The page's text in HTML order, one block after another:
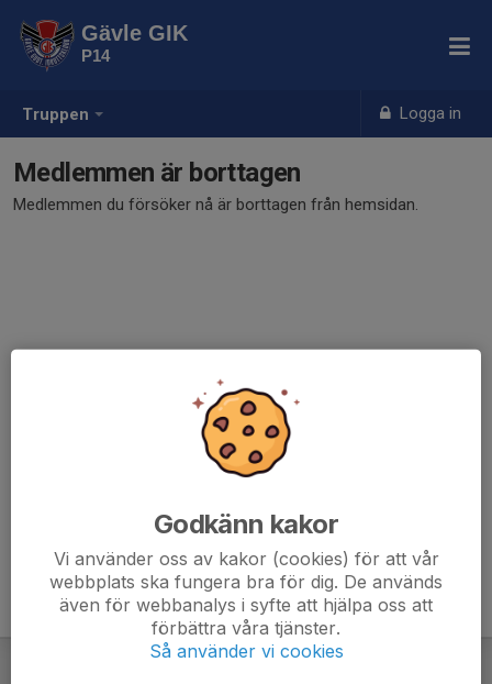
Truppen Logga in
Gävle GIK
P14
Medlemmen är borttagen
Medlemmen du försöker nå är borttagen från hemsidan.
Godkänn kakor
Vi använder oss av kakor (cookies) för att vår
webbplats ska fungera bra för dig. De används
även för webbanalys i syfte att hjälpa oss att
förbättra våra tjänster.
Så använder vi cookies